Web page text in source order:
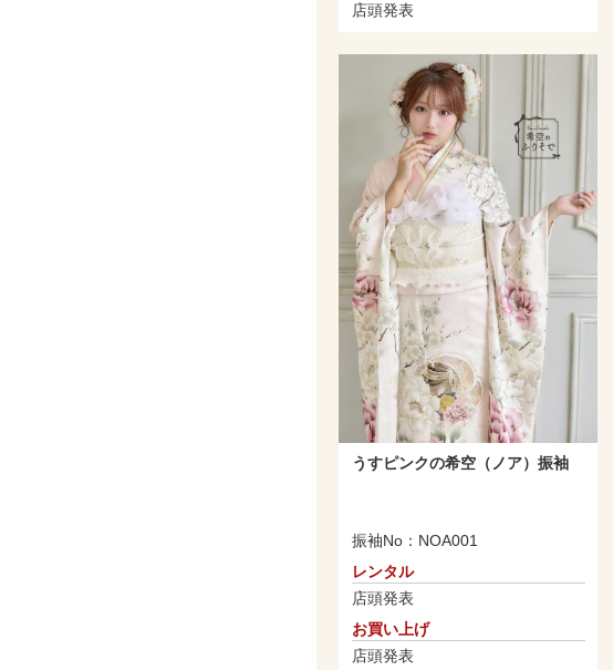
店頭発表
うすピンクの希空（ノア）振袖
振袖No：NOA001
レンタル
店頭発表
お買い上げ
店頭発表